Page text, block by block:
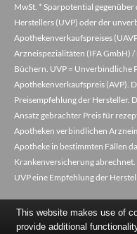
MwSt. * Sparpotential
Herstellers (UVP) oder der
Apothekenverkaufspreises
Arzneispezialitäten (IFA GmbH)
Büchern. UVP = Unverbindliche
Apothekenverkaufspreis (AVP).
Preisempfehlung der Hersteller.
Ansatz gebrachter Preis für
Apotheken verbindlichen
Apotheke in bestimmten Fällen
Krankenversicherung abrechnet.
UVP eine Empfehlung der
This website makes use of
provide additional